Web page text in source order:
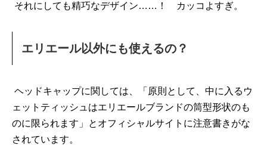
それにしても精巧なデザイン……！ カッコよすぎ。
エリエール以外にも使えるの？
ヘッドキャップに関しては、「原則として、中に入るウ
ェットティッシュはエリエールブランドの筒型形状のも
のに限られます」とオフィシャルサイトに注意書きがな
されています。